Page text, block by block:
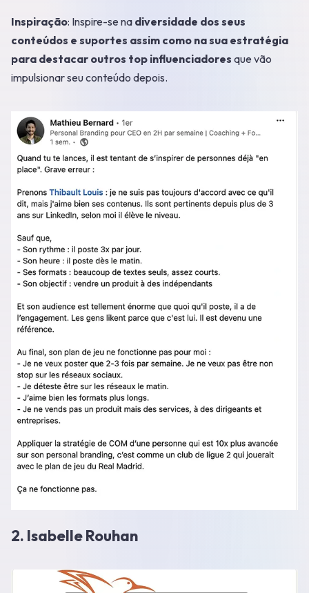
Inspiração: Inspire-se na diversidade dos seus
conteúdos e suportes assim como na sua estratégia
para destacar outros top influenciadores que vão
impulsionar seu conteúdo depois.
2. Isabelle Rouhan